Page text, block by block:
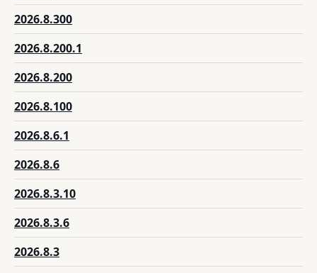
2026.8.300
2026.8.200.1
2026.8.200
2026.8.100
2026.8.6.1
2026.8.6
2026.8.3.10
2026.8.3.6
2026.8.3